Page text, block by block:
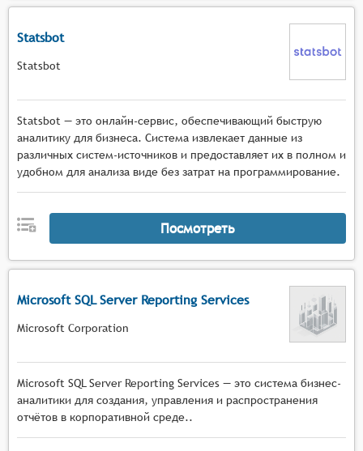
Statsbot
Statsbot
Statsbot — это онлайн-сервис, обеспечивающий быструю
аналитику для бизнеса. Система извлекает данные из
различных систем-источников и предоставляет их в полном и
удобном для анализа виде без затрат на программирование.
Посмотреть
Microsoft SQL Server Reporting Services
Microsoft Corporation
Microsoft SQL Server Reporting Services — это система бизнес-
аналитики для создания, управления и распространения
отчётов в корпоративной среде..